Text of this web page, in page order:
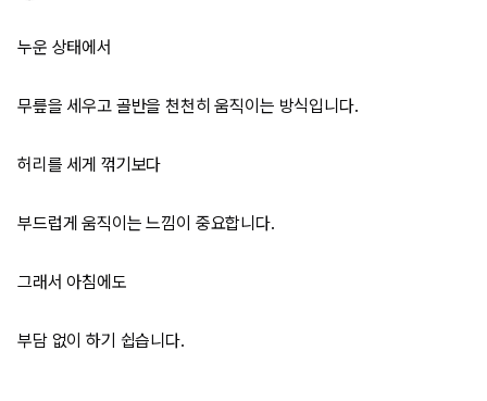
누운 상태에서
무릎을 세우고 골반을 천천히 움직이는 방식입니다.
허리를 세게 꺾기보다
부드럽게 움직이는 느낌이 중요합니다.
그래서 아침에도
부담 없이 하기 쉽습니다.